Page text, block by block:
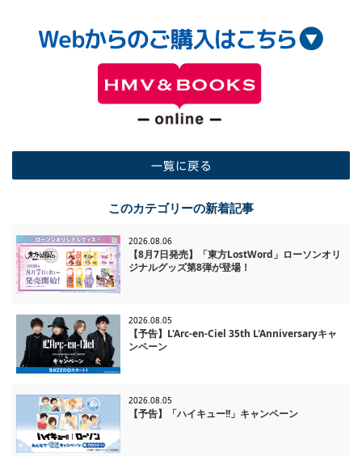
このカテゴリーの新着記事
2026.08.06
【8月7日発売】「東方LostWord」ローソンオリ
ジナルグッズ第8弾が登場！
2026.08.05
【予告】L'Arc-en-Ciel 35th L'Anniversaryキャ
ンペーン
2026.08.05
【予告】「ハイキュー!!」キャンペーン